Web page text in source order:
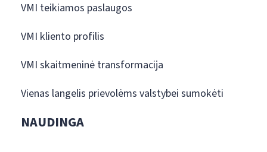
VMI teikiamos paslaugos
VMI kliento profilis
VMI skaitmeninė transformacija
Vienas langelis prievolėms valstybei sumokėti
NAUDINGA